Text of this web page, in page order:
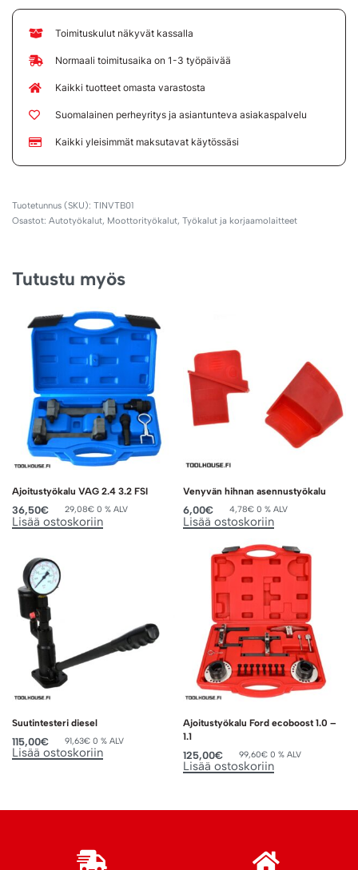
Toimituskulut näkyvät kassalla
Normaali toimitusaika on 1-3 työpäivää
Kaikki tuotteet omasta varastosta
Suomalainen perheyritys ja asiantunteva asiakaspalvelu
Kaikki yleisimmät maksutavat käytössäsi
TINVTB01
Osastot: Autotyökalut, Moottorityökalut, Työkalut ja korjaamolaitteet
Tutustu myös
Ajoitustyökalu VAG 2.4 3.2 FSI
36,50€ 29,08€ 0 % ALV
Lisää ostoskoriin
Venyvän hihnan asennustyökalu
6,00€ 4,78€ 0 % ALV
Lisää ostoskoriin
Suutintesteri diesel
115,00€ 91,63€ 0 % ALV
Lisää ostoskoriin
Ajoitustyökalu Ford ecoboost 1.0 –
1.1
125,00€ 99,60€ 0 % ALV
Lisää ostoskoriin